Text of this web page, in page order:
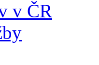
v ČR